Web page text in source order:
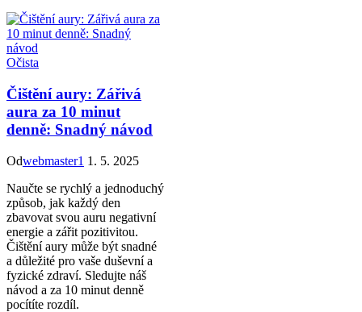
Očista
Čištění aury: Zářivá
aura za 10 minut
denně: Snadný návod
Odwebmaster1 1. 5. 2025
Naučte se rychlý a jednoduchý
způsob, jak každý den
zbavovat svou auru negativní
energie a zářit pozitivitou.
Čištění aury může být snadné
a důležité pro vaše duševní a
fyzické zdraví. Sledujte náš
návod a za 10 minut denně
pocítíte rozdíl.